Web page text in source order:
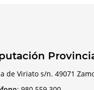
de Viriato s/n. 49071